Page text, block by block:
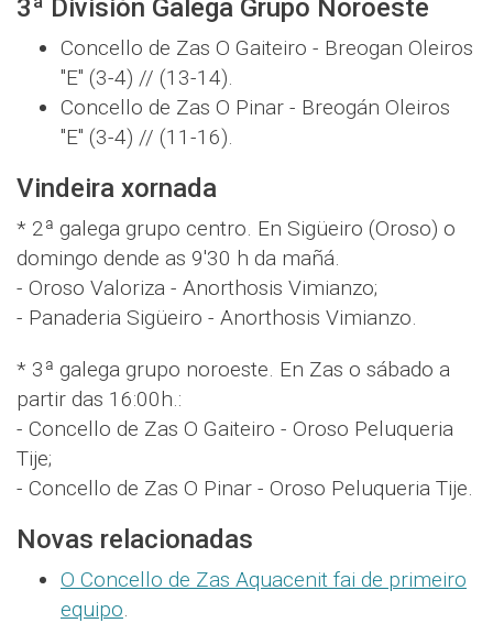
3ª División Galega Grupo Noroeste
Concello de Zas O Gaiteiro - Breogan Oleiros
"E" (3-4) // (13-14).
Concello de Zas O Pinar - Breogán Oleiros
"E" (3-4) // (11-16).
Vindeira xornada
* 2ª galega grupo centro. En Sigüeiro (Oroso) o
domingo dende as 9'30 h da mañá.
- Oroso Valoriza - Anorthosis Vimianzo;
- Panaderia Sigüeiro - Anorthosis Vimianzo.
* 3ª galega grupo noroeste. En Zas o sábado a
partir das 16:00h.:
- Concello de Zas O Gaiteiro - Oroso Peluqueria
Tije;
- Concello de Zas O Pinar - Oroso Peluqueria Tije.
Novas relacionadas
O Concello de Zas Aquacenit fai de primeiro
equipo.